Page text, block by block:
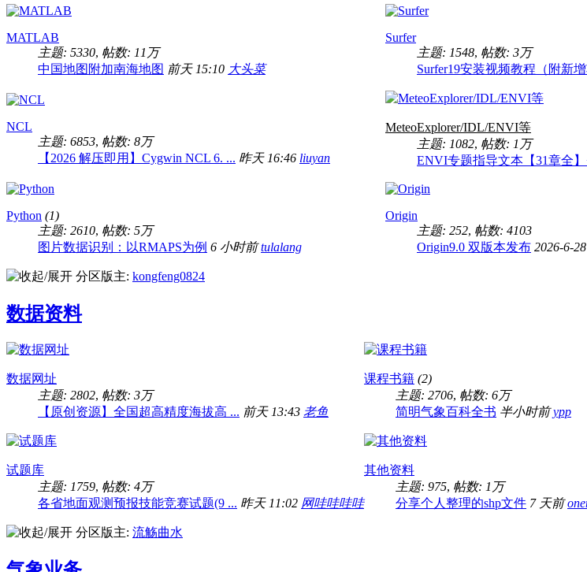
MATLAB
主题: 5330, 帖数: 11万
中国地图附加南海地图 前天 15:10 大头菜
Surfer
主题: 1548, 帖数: 3万
Surfer19安装视频教程（附新
NCL
主题: 6853, 帖数: 8万
【2026 解压即用】Cygwin NCL 6. ... 昨天 16:46 liuyan
MeteoExplorer/IDL/ENVI等
主题: 1082, 帖数: 1万
ENVI专题指导文本【31章全】
Python (1)
主题: 2610, 帖数: 5万
图片数据识别：以RMAPS为例 6 小时前 tulalang
Origin
主题: 252, 帖数: 4103
Origin9.0 双版本发布 2026-6-
分区版主: kongfeng0824
数据资料
数据网址
主题: 2802, 帖数: 3万
【原创资源】全国超高精度海拔高 ... 前天 13:43 老鱼
课程书籍 (2)
主题: 2706, 帖数: 6万
简明气象百科全书 半小时前 ypp
试题库
主题: 1759, 帖数: 4万
各省地面观测预报技能竞赛试题(9 ... 昨天 11:02 网哇哇哇哇
其他资料
主题: 975, 帖数: 1万
分享个人整理的shp文件 7 天前
分区版主: 流觞曲水